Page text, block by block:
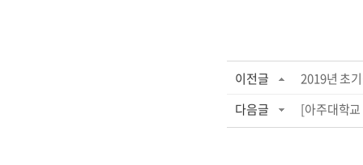
이전글
2019년 초
다음글
[아주대학